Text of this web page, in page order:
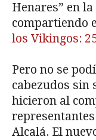
Henares” en
compartiendo
los Vikingos:
Pero no se
cabezudos sin
hicieron al
Alcalá. El